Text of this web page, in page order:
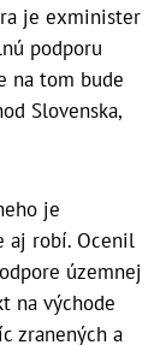
je exminister
podporu
na tom bude
Slovenska,
je
aj robí. Ocenil
územnej
na východe
zranených a